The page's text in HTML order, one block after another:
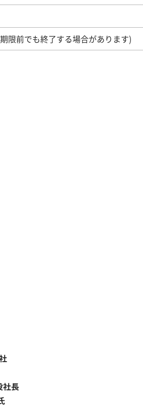
限前でも終了する場合があります)
社長